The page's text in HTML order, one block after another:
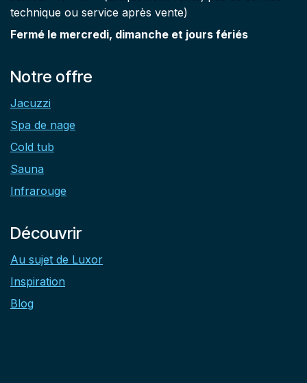
technique ou service après vente)
Fermé le mercredi, dimanche et jours fériés
Notre offre
Jacuzzi
Spa de nage
Cold tub
Sauna
Infrarouge
Découvrir
Au sujet de Luxor
Inspiration
Blog